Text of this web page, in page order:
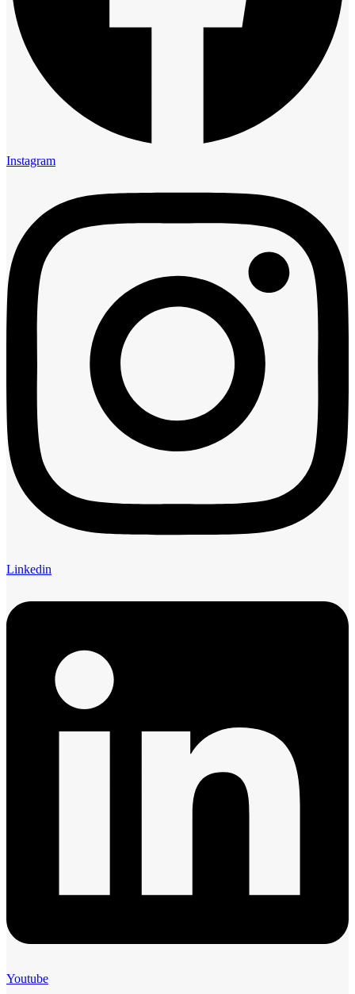
Instagram
Linkedin
Youtube